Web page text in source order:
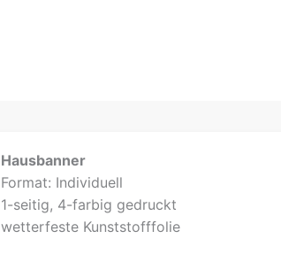
Hausbanner
Format: Individuell
1-seitig, 4-farbig gedruckt
wetterfeste Kunststofffolie